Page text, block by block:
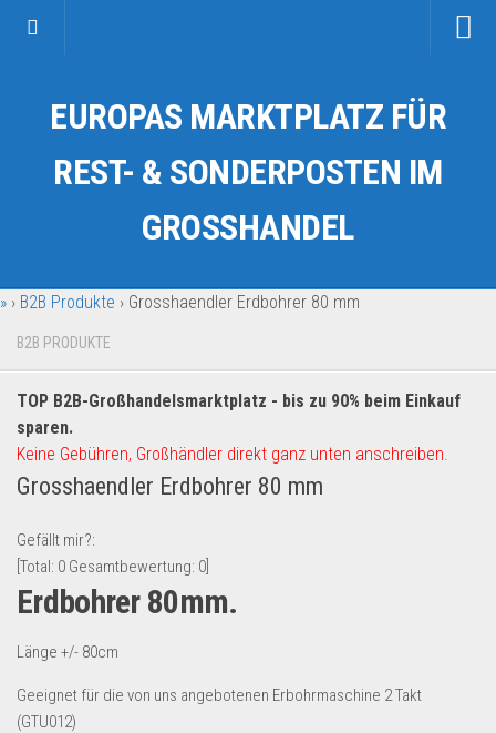
Kategorien
Auto & Motorrad
Fahrzeuge & Transport
Garten & Werkzeug
Geschäft, Büro & Schreibwaren
Geschenkartikel
Handy und Smartphone
Kosmetik & Pflege
Multimedia & Elektro
Münzen
Sport & Freizeit
EUROPAS MARKTPLATZ FÜR
REST- & SONDERPOSTEN IM
GROSSHANDEL
» › B2B Produkte › Grosshaendler Erdbohrer 80 mm
B2B PRODUKTE
TOP B2B-Großhandelsmarktplatz - bis zu 90% beim Einkauf
sparen.
Keine Gebühren, Großhändler direkt ganz unten anschreiben.
Grosshaendler Erdbohrer 80 mm
Gefällt mir?:
[Total: 0 Gesamtbewertung: 0
Erdbohrer 80mm.
Länge +/- 80cm
Geeignet für die von uns angebotenen Erbohrmaschine 2 Takt
(GTU012)